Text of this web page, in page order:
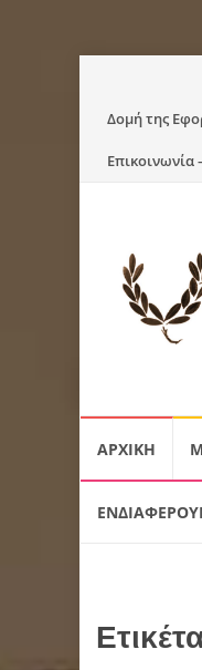
Skip
to
Δομή της
content
ΑΡΧΙΚΉ